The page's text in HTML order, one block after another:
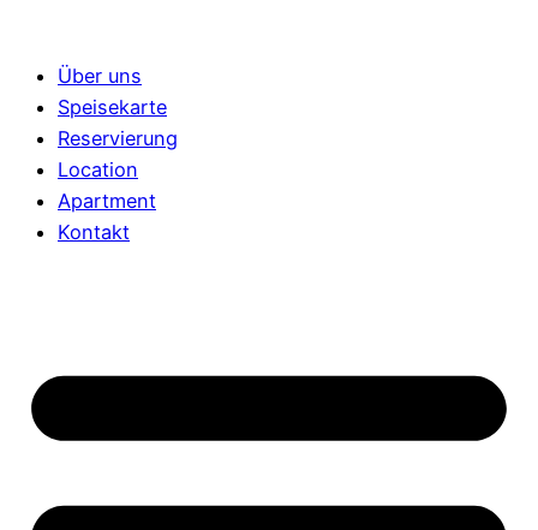
Über uns
Speisekarte
Reservierung
Location
Apartment
Kontakt